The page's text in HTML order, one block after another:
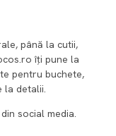
până la cutii,
îți pune la
pentru buchete,
la detalii.
social media.